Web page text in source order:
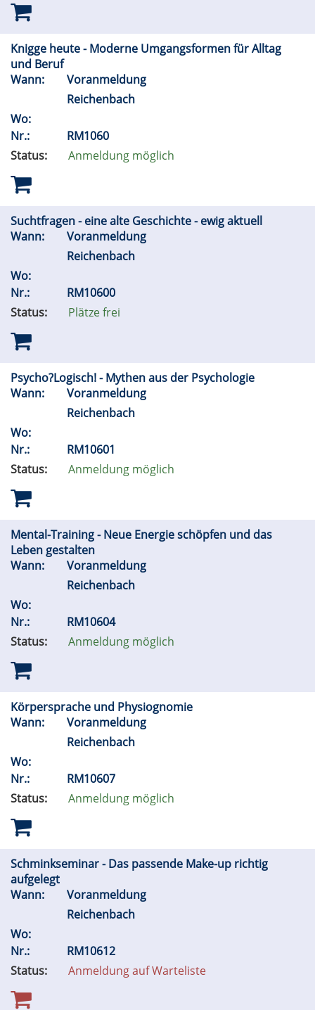
Knigge heute - Moderne Umgangsformen für Alltag
und Beruf
Wann:
Voranmeldung
Reichenbach
Wo:
Nr.:
RM1060
Status:
Anmeldung möglich
Suchtfragen - eine alte Geschichte - ewig aktuell
Wann:
Voranmeldung
Reichenbach
Wo:
Nr.:
RM10600
Status:
Plätze frei
Psycho?Logisch! - Mythen aus der Psychologie
Wann:
Voranmeldung
Reichenbach
Wo:
Nr.:
RM10601
Status:
Anmeldung möglich
Mental-Training - Neue Energie schöpfen und das
Leben gestalten
Wann:
Voranmeldung
Reichenbach
Wo:
Nr.:
RM10604
Status:
Anmeldung möglich
Körpersprache und Physiognomie
Wann:
Voranmeldung
Reichenbach
Wo:
Nr.:
RM10607
Status:
Anmeldung möglich
Schminkseminar - Das passende Make-up richtig
aufgelegt
Wann:
Voranmeldung
Reichenbach
Wo:
Nr.:
RM10612
Status:
Anmeldung auf Warteliste